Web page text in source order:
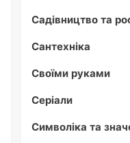
Садівництво та
Сантехніка
Своїми руками
Серіали
Символіка та